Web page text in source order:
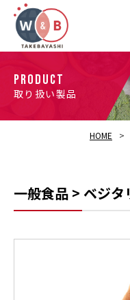
PRODUCT
取り扱い製品
HOME
一般食品 > ベジ